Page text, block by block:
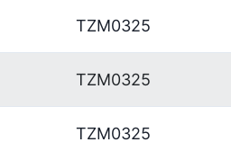
TZM0325
TZM0325
TZM0325